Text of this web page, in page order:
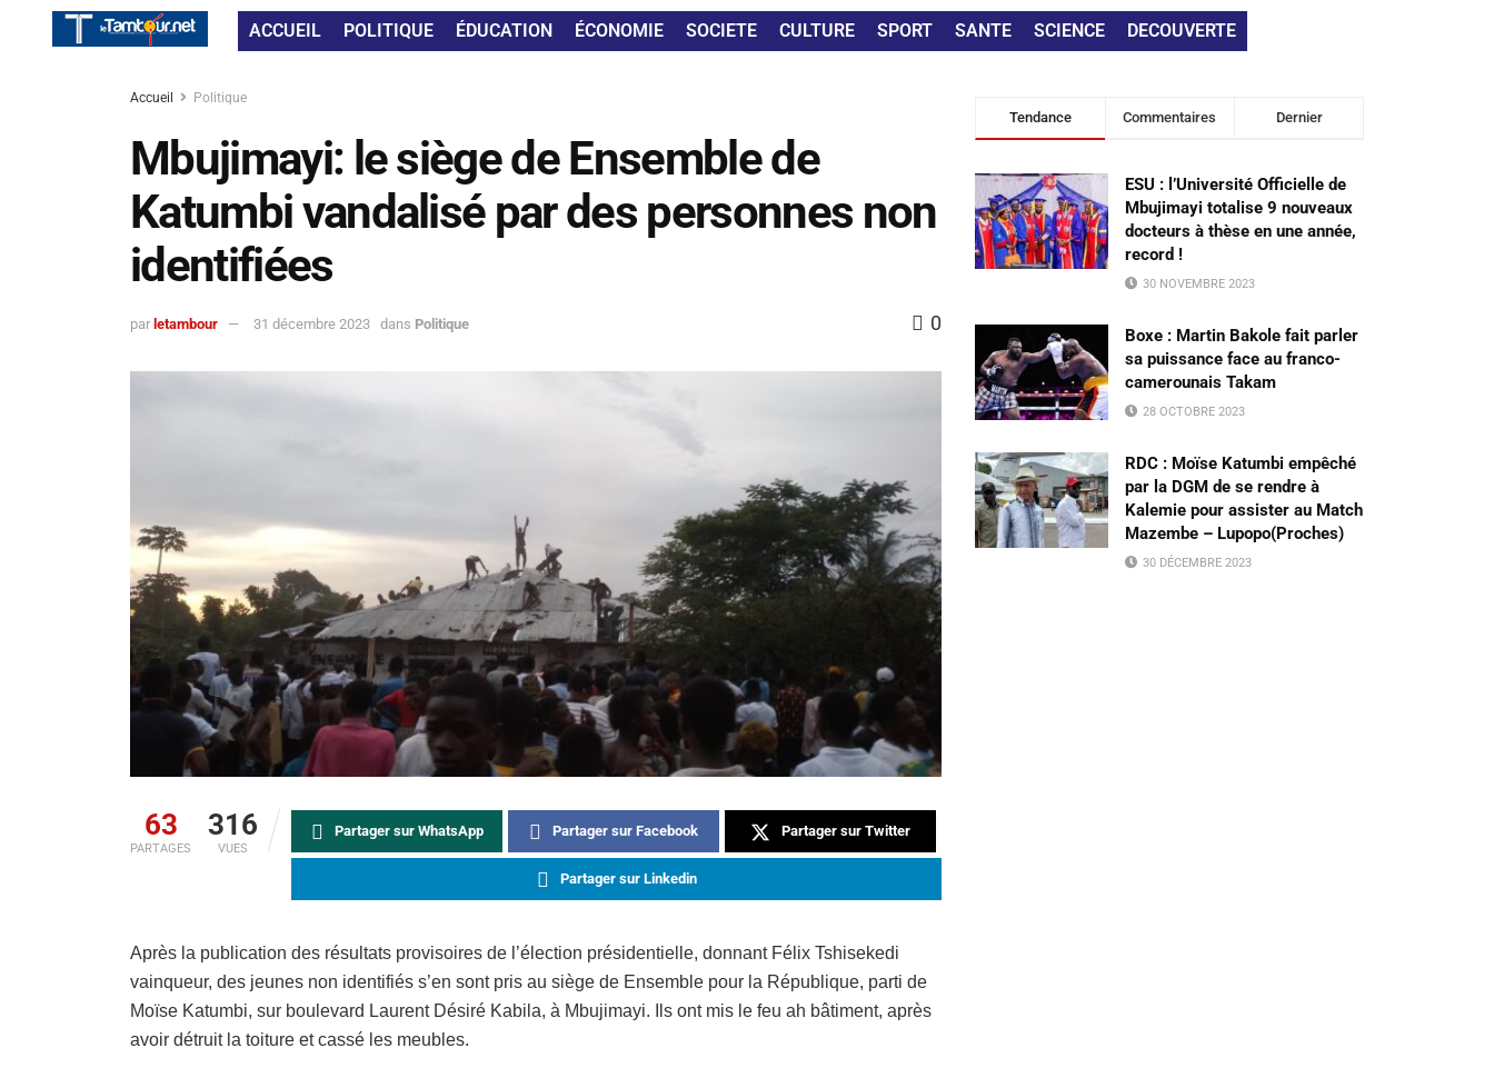
ACCUEIL POLITIQUE ÉDUCATION ÉCONOMIE SOCIETE CULTURE SPORT SANTE SCIENCE DECOUVERTE
Accueil Politique
Mbujimayi: le siège de Ensemble de
Katumbi vandalisé par des personnes non
identifiées
par letambour 31 décembre 2023 dans Politique 0
63
PARTAGES
316
VUES
Partager sur WhatsApp Partager sur Facebook Partager sur Twitter
Partager sur Linkedin
Après la publication des résultats provisoires de l’élection présidentielle, donnant Félix Tshisekedi
vainqueur, des jeunes non identifiés s’en sont pris au siège de Ensemble pour la République, parti de
Moïse Katumbi, sur boulevard Laurent Désiré Kabila, à Mbujimayi. Ils ont mis le feu ah bâtiment, après
avoir détruit la toiture et cassé les meubles.
Tendance Commentaires Dernier
ESU : l’Université Officielle de
Mbujimayi totalise 9 nouveaux
docteurs à thèse en une année,
record !
30 NOVEMBRE 2023
Boxe : Martin Bakole fait parler
sa puissance face au franco-
camerounais Takam
28 OCTOBRE 2023
RDC : Moïse Katumbi empêché
par la DGM de se rendre à
Kalemie pour assister au Match
Mazembe – Lupopo(Proches)
30 DÉCEMBRE 2023